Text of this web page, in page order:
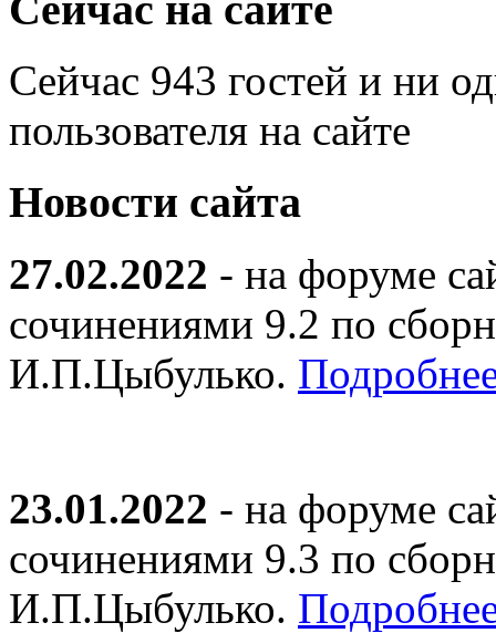
Сейчас 943 гостей и ни
пользователя на сайте
Новости сайта
27.02.2022 - на форуме
сочинениями 9.2 по
И.П.Цыбулько.
23.01.2022 - на форуме
сочинениями 9.3 по
И.П.Цыбулько.